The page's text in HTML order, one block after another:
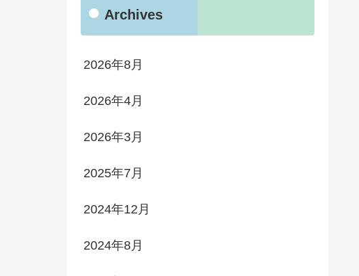
Archives
2026年8月
2026年4月
2026年3月
2025年7月
2024年12月
2024年8月